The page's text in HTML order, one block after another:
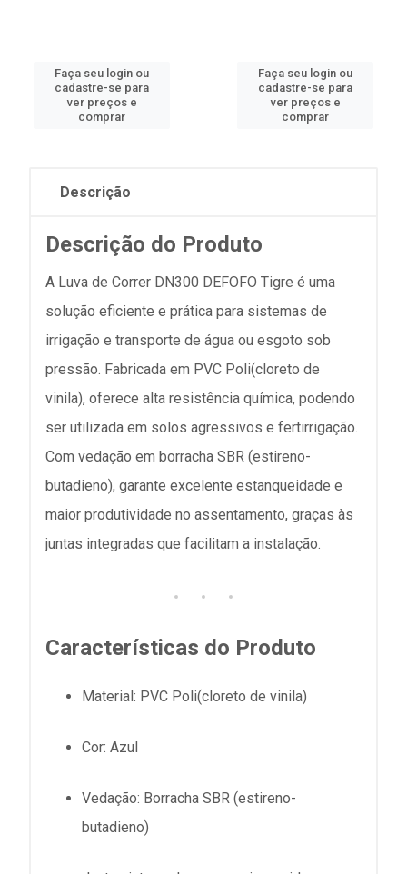
Faça seu login ou
cadastre-se para
ver preços e
comprar
Faça seu login ou
cadastre-se para
ver preços e
comprar
Descrição
Descrição do Produto
A Luva de Correr DN300 DEFOFO Tigre é uma
solução eficiente e prática para sistemas de
irrigação e transporte de água ou esgoto sob
pressão. Fabricada em PVC Poli(cloreto de
vinila), oferece alta resistência química, podendo
ser utilizada em solos agressivos e fertirrigação.
Com vedação em borracha SBR (estireno-
butadieno), garante excelente estanqueidade e
maior produtividade no assentamento, graças às
juntas integradas que facilitam a instalação.
Características do Produto
Material: PVC Poli(cloreto de vinila)
Cor: Azul
Vedação: Borracha SBR (estireno-
butadieno)